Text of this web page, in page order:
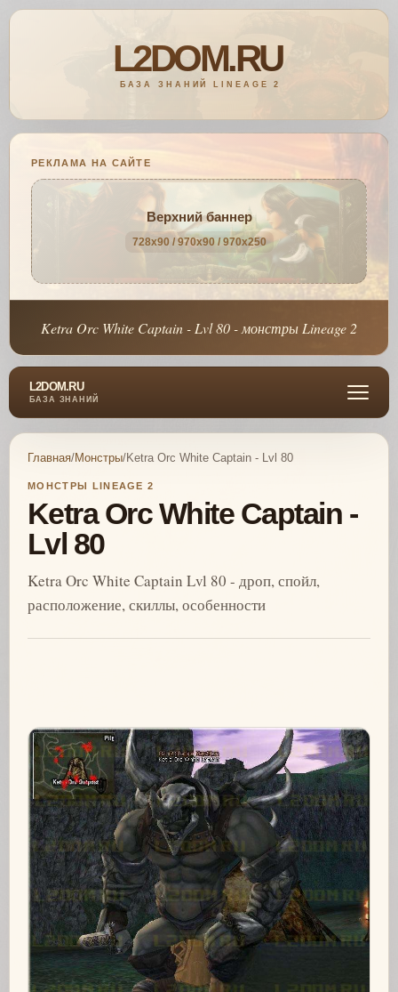
РЕКЛАМА НА САЙТЕ
Верхний баннер
728x90 / 970x90 / 970x250
Ketra Orc White Captain - Lvl 80 - монстры Lineage 2
L2DOM.RU
БАЗА ЗНАНИЙ
Главная/Монстры/Ketra Orc White Captain - Lvl 80
МОНСТРЫ LINEAGE 2
Ketra Orc White Captain -
Lvl 80
Ketra Orc White Captain Lvl 80 - дроп, спойл,
расположение, скиллы, особенности